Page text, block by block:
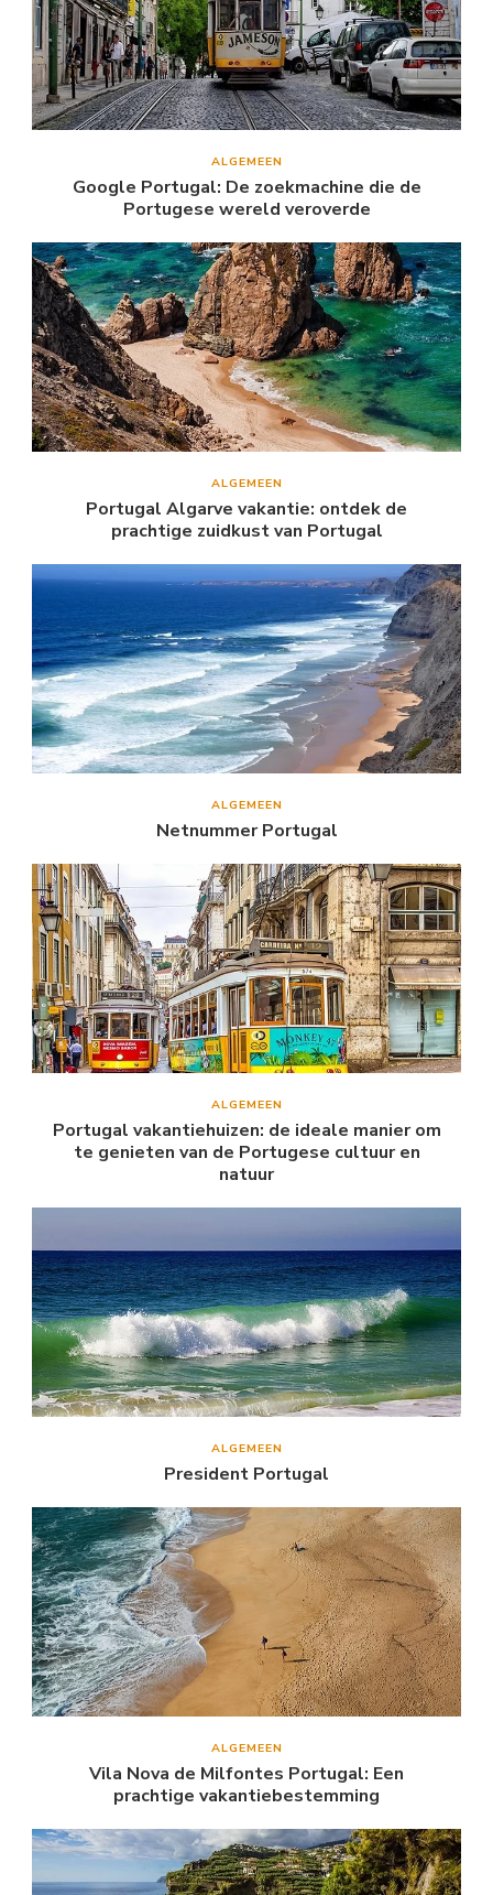
ALGEMEEN
Google Portugal: De zoekmachine die de
Portugese wereld veroverde
ALGEMEEN
Portugal Algarve vakantie: ontdek de
prachtige zuidkust van Portugal
ALGEMEEN
Netnummer Portugal
ALGEMEEN
Portugal vakantiehuizen: de ideale manier om
te genieten van de Portugese cultuur en
natuur
ALGEMEEN
President Portugal
ALGEMEEN
Vila Nova de Milfontes Portugal: Een
prachtige vakantiebestemming